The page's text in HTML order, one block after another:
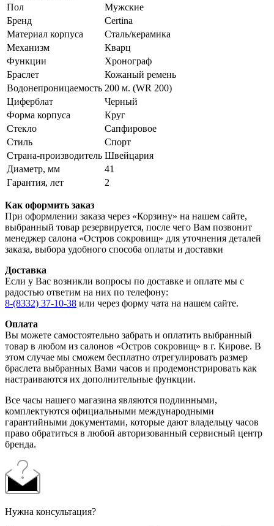
Пол
Мужские
Бренд
Certina
Материал корпуса
Сталь/керамика
Механизм
Кварц
Функции
Хронограф
Браслет
Кожаный ремень
Водонепроницаемость 200 м. (WR 200)
Циферблат
Черный
Форма корпуса
Круг
Стекло
Сапфировое
Стиль
Спорт
Страна-производитель Швейцария
Диаметр, мм
41
Гарантия, лет
2
Как оформить заказ
При оформлении заказа через «Корзину» на нашем сайте,
выбранный товар резервируется, после чего Вам позвонит
менеджер салона «Остров сокровищ» для уточнения деталей
заказа, выбора удобного способа оплаты и доставки
Доставка
Если у Вас возникли вопросы по доставке и оплате мы с
радостью ответим на них по телефону:
8-(8332) 37-10-38 или через форму чата на нашем сайте.
Оплата
Вы можете самостоятельно забрать и оплатить выбранный
товар в любом из салонов «Остров сокровищ» в г. Кирове. В
этом случае мы сможем бесплатно отрегулировать размер
браслета выбранных Вами часов и продемонстрировать как
настраиваются их дополнительные функции.
Все часы нашего магазина являются подлинными,
комплектуются официальными международными
гарантийными документами, которые дают владельцу часов
право обратиться в любой авторизованный сервисный центр
бренда.
Нужна консультация?